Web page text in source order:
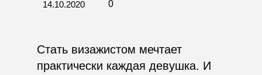
14.10.2020 0
Стать визажистом мечтает
практически каждая девушка. И